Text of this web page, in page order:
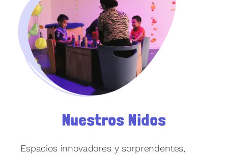
Nuestros Nidos
Espacios innovadores y sorprendentes,